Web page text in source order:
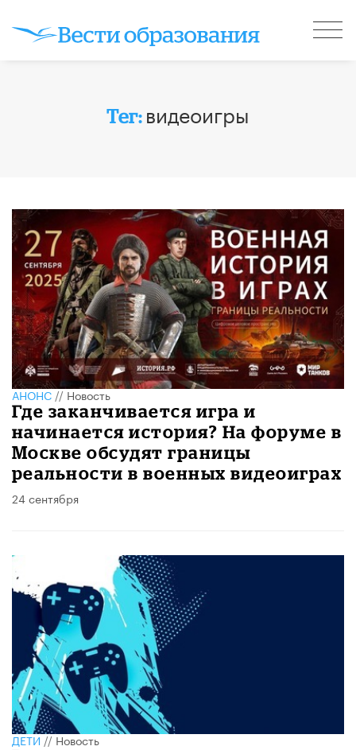
Тег: видеоигры
АНОНС//Новость
Где заканчивается игра и
начинается история? На форуме в
Москве обсудят границы
реальности в военных видеоиграх
24 сентября
ДЕТИ//Новость